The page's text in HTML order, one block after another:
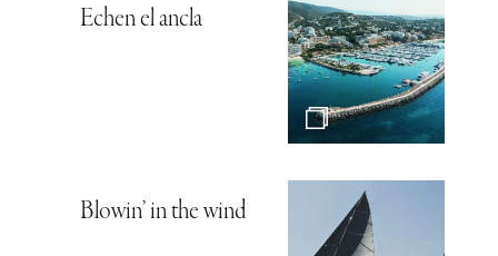
Echen el ancla
Blowin’ in the wind